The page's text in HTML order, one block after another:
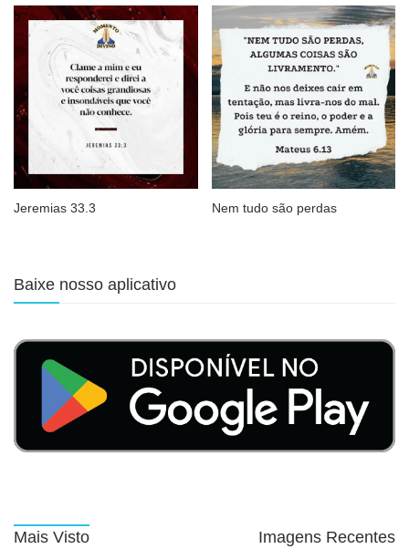
Jeremias 33.3 Nem tudo são perdas
Baixe nosso aplicativo
Mais Visto Imagens Recentes